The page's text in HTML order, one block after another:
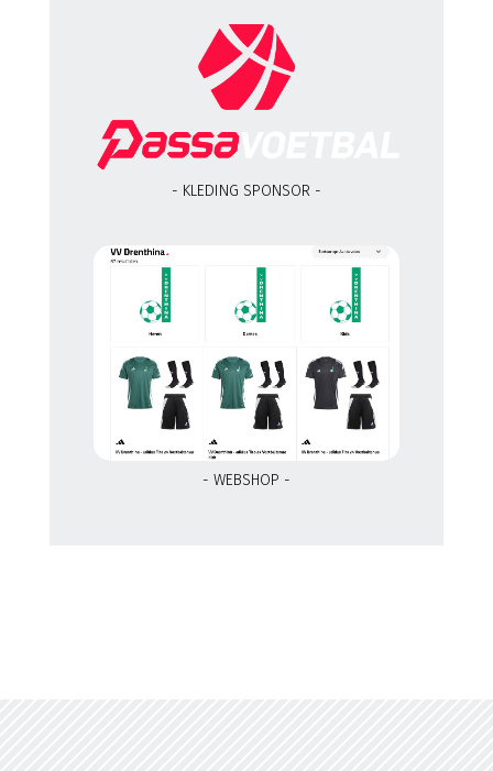
- KLEDING SPONSOR -
- WEBSHOP -